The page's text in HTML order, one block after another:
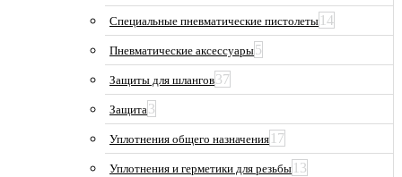
Специальные пневматические пистолеты 14
Пневматические аксессуары5
Защиты для шлангов37
Защита3
Уплотнения общего назначения 17
Уплотнения и герметики для резьбы 13